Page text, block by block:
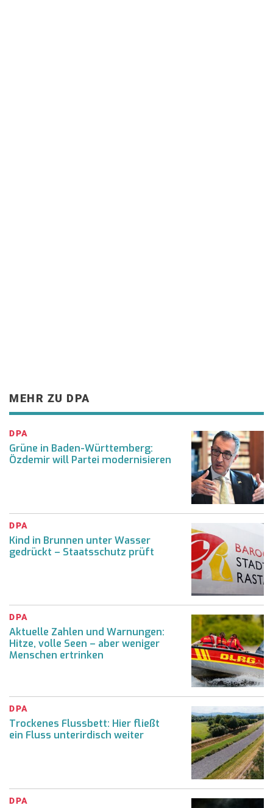
MEHR ZU DPA
DPA
Grüne in Baden-Württemberg:
Özdemir will Partei modernisieren
DPA
Kind in Brunnen unter Wasser
gedrückt – Staatsschutz prüft
DPA
Aktuelle Zahlen und Warnungen:
Hitze, volle Seen – aber weniger
Menschen ertrinken
DPA
Trockenes Flussbett: Hier fließt
ein Fluss unterirdisch weiter
DPA